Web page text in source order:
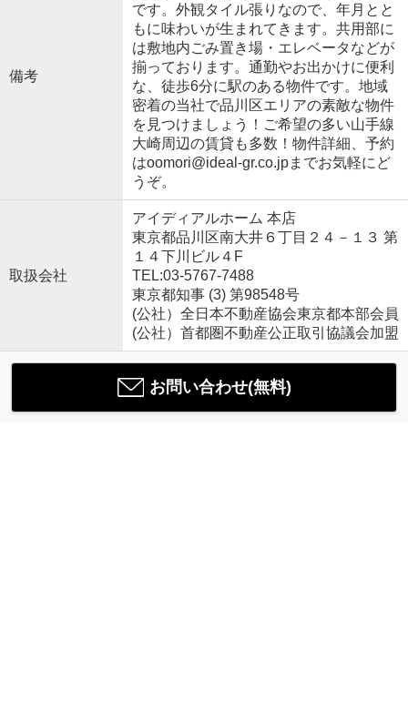
備考
です。外観タイル張りなので、年月とと
もに味わいが生まれてきます。共用部に
は敷地内ごみ置き場・エレベータなどが
揃っております。通勤やお出かけに便利
な、徒歩6分に駅のある物件です。地域
密着の当社で品川区エリアの素敵な物件
を見つけましょう！ご希望の多い山手線
大崎周辺の賃貸も多数！物件詳細、予約
はoomori@ideal-gr.co.jpまでお気軽にど
うぞ。
取扱会社
アイディアルホーム 本店
東京都品川区南大井６丁目２４－１３ 第
１４下川ビル４F
TEL:03-5767-7488
東京都知事 (3) 第98548号
(公社）全日本不動産協会東京都本部会員
(公社）首都圏不動産公正取引協議会加盟
お問い合わせ(無料)